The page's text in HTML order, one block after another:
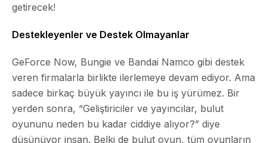
getirecek!
Destekleyenler ve Destek Olmayanlar
GeForce Now, Bungie ve Bandai Namco gibi destek
veren firmalarla birlikte ilerlemeye devam ediyor. Ama
sadece birkaç büyük yayıncı ile bu iş yürümez. Bir
yerden sonra, “Geliştiriciler ve yayıncılar, bulut
oyununu neden bu kadar ciddiye alıyor?” diye
düşünüyor insan. Belki de bulut oyun, tüm oyunların